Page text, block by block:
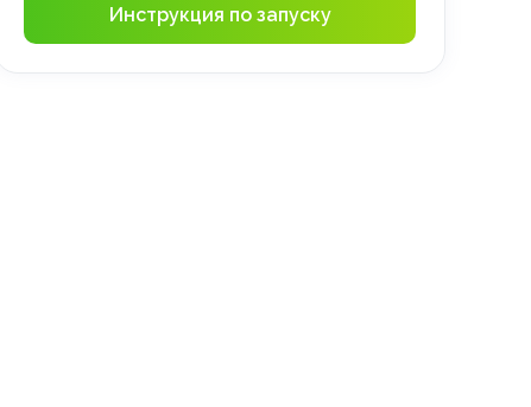
Инструкция по запуску